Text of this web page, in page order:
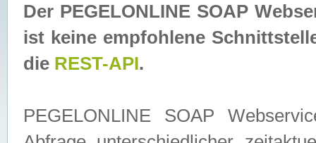
Der PEGELONLINE SOAP
ist keine empfohlene
die REST-API.
PEGELONLINE SOAP